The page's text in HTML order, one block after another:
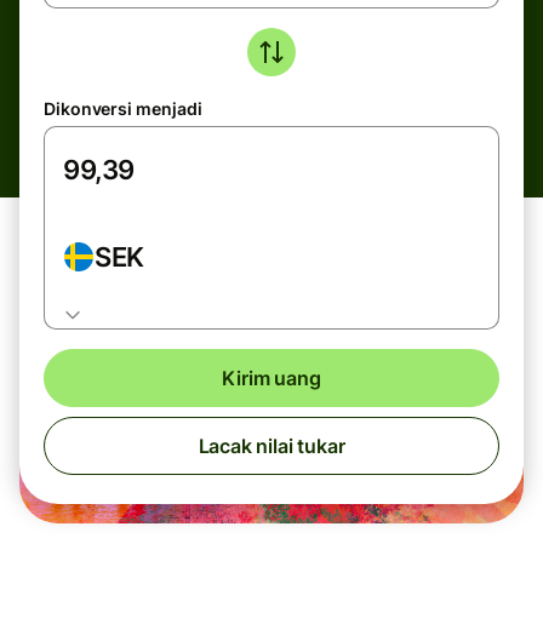
Dikonversi menjadi
SEK
Kirim uang
Lacak nilai tukar